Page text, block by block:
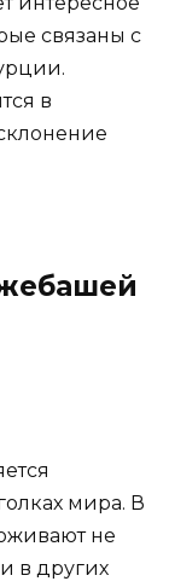
связаны с
в
мира. В
не
в других